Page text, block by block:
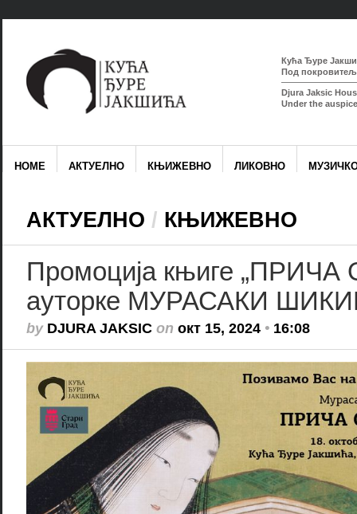
Кућа Ђуре
Под
Djura Jaksic
Under the
HOME АКТУЕЛНО КЊИЖЕВНО ЛИКОВНО
АКТУЕЛНО / КЊИЖЕВНО
Промоција књиге
ауторке МУРАСАКИ
by DJURA JAKSICon окт 15, 2024• 16:08